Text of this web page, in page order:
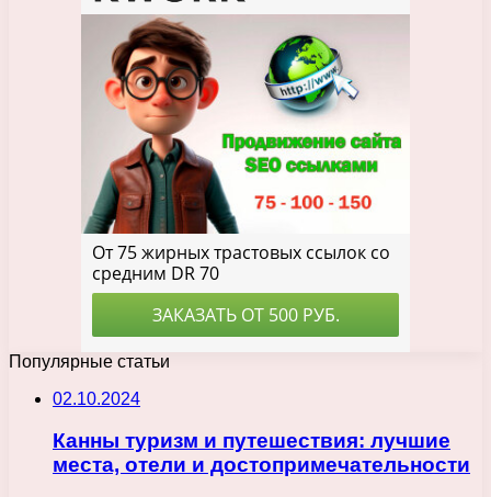
Популярные статьи
02.10.2024
Канны туризм и путешествия: лучшие
места, отели и достопримечательности